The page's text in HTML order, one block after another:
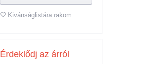
Kivánságlistára rakom
Érdeklődj az árról